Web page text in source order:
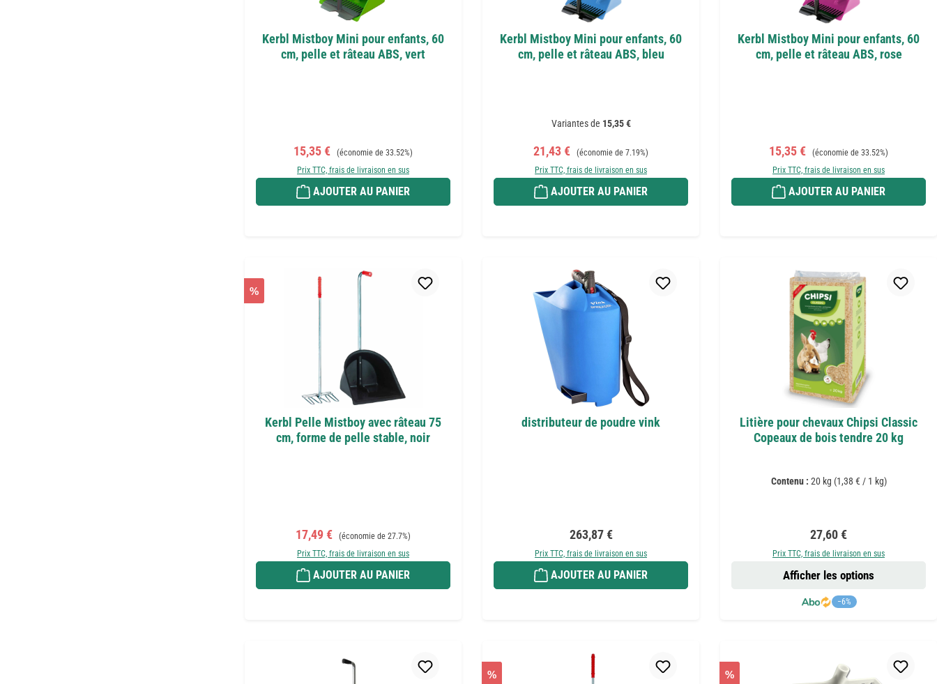
Kerbl Mistboy Mini pour enfants, 60
cm, pelle et râteau ABS, vert
Prix de vente :
15,35 € Prix régulier :
(économie de 33.52%)
Prix TTC, frais de livraison en sus
AJOUTER AU PANIER
Kerbl Mistboy Mini pour enfants, 60
cm, pelle et râteau ABS, bleu
Variantes de 15,35 €
Prix de vente :
21,43 € Prix régulier :
(économie de 7.19%)
Prix TTC, frais de livraison en sus
AJOUTER AU PANIER
Kerbl Mistboy Mini pour enfants, 60
cm, pelle et râteau ABS, rose
Prix de vente :
15,35 € Prix régulier :
(économie de 33.52%)
Prix TTC, frais de livraison en sus
AJOUTER AU PANIER
%
Kerbl Pelle Mistboy avec râteau 75
cm, forme de pelle stable, noir
Prix de vente :
17,49 € Prix régulier :
(économie de 27.7%)
Prix TTC, frais de livraison en sus
AJOUTER AU PANIER
distributeur de poudre vink
Prix régulier :
263,87 €
Prix TTC, frais de livraison en sus
AJOUTER AU PANIER
Litière pour chevaux Chipsi Classic
Copeaux de bois tendre 20 kg
Contenu : 20 kg (1,38 € / 1 kg)
Prix régulier :
27,60 €
Prix TTC, frais de livraison en sus
−6%
Afficher les options
% %